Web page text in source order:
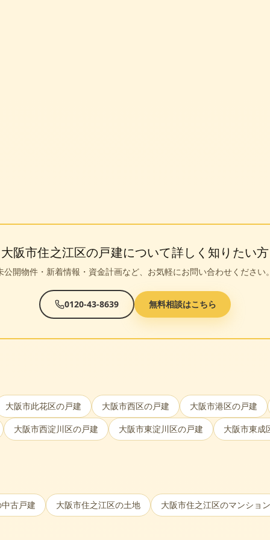
大阪市住之江区の戸建について詳しく知りたい方
公開物件・新着情報・資金計画など、お気軽にお問い合わせください
0120-43-8639 無料相談はこちら
大阪市此花区の戸建 大阪市西区の戸建 大阪市港区の戸建
大阪市西淀川区の戸建 大阪市東淀川区の戸建 大阪市東成
古戸建 大阪市住之江区の土地 大阪市住之江区のマンション